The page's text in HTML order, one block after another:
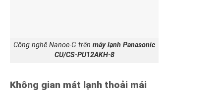
Công nghệ Nanoe-G trên máy lạnh Panasonic
CU/CS-PU12AKH-8
Không gian mát lạnh thoải mái